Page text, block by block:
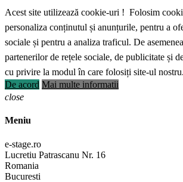
Acest site utilizează cookie-uri ! Folosim
personaliza conținutul și anunțurile, pentru a
sociale și pentru a analiza traficul. De
partenerilor de rețele sociale, de publicitate și
cu privire la modul în care folosiți site-ul nostru.
De acord Mai multe informatii
close
Meniu
e-stage.ro
Lucretiu Patrascanu Nr. 16
Romania
Bucuresti